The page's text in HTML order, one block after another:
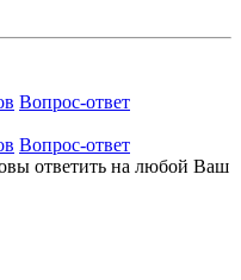
Вопрос-ответ
Вопрос-ответ
ответить на любой Ваш